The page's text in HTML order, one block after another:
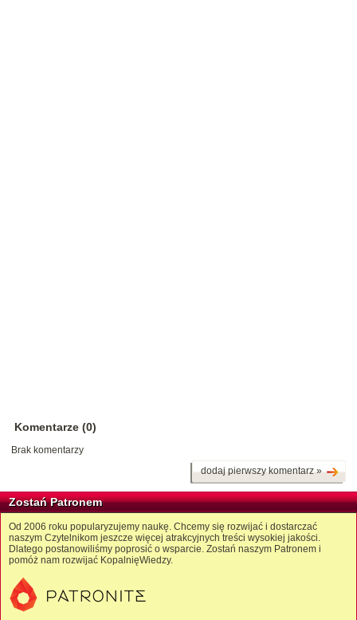
Komentarze (0)
Brak komentarzy
dodaj pierwszy komentarz »
Zostań Patronem
Od 2006 roku popularyzujemy naukę. Chcemy się rozwijać i dostarczać
naszym Czytelnikom jeszcze więcej atrakcyjnych treści wysokiej jakości.
Dlatego postanowiliśmy poprosić o wsparcie. Zostań naszym Patronem i
pomóż nam rozwijać KopalnięWiedzy.